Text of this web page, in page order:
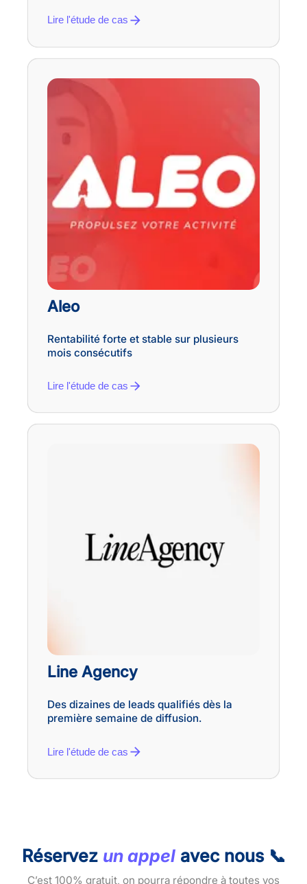
Lire l'étude de cas
Aleo
Rentabilité forte et stable sur plusieurs
mois consécutifs
Lire l'étude de cas
Line Agency
Des dizaines de leads qualifiés dès la
première semaine de diffusion.
Lire l'étude de cas
Réservez un appelavec nous 📞
C’est 100% gratuit, on pourra répondre à toutes vos